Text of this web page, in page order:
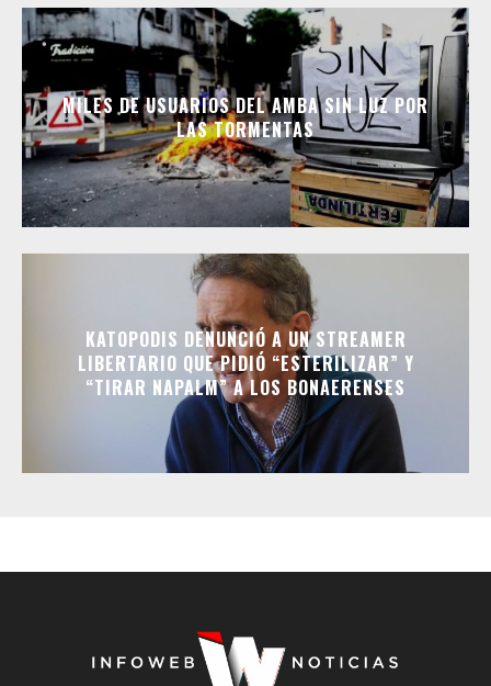
MILES DE USUARIOS DEL AMBA SIN LUZ POR
LAS TORMENTAS
KATOPODIS DENUNCIÓ A UN STREAMER
LIBERTARIO QUE PIDIÓ “ESTERILIZAR” Y
“TIRAR NAPALM” A LOS BONAERENSES